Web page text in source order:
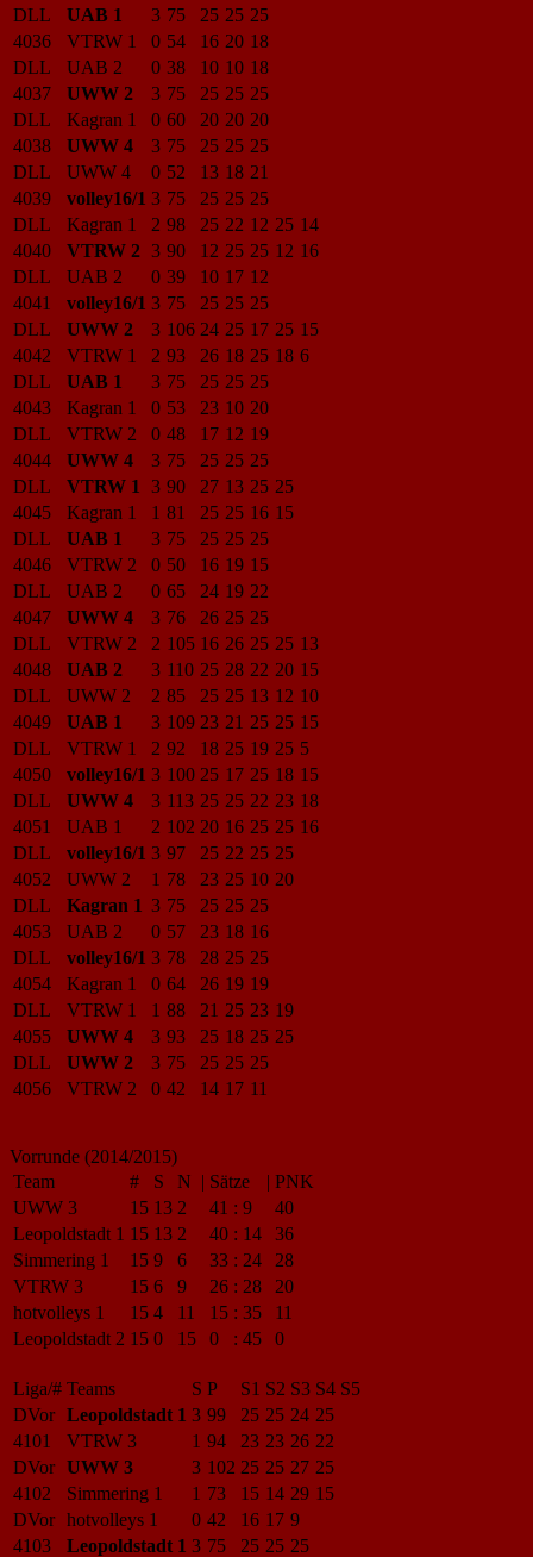
DLL
UAB 1 3 75 25 25 25
4036
VTRW 1 0 54 16 20 18
DLL
UAB 2 0 38 10 10 18
4037
UWW 2 3 75 25 25 25
DLL
Kagran 1 0 60 20 20 20
4038
UWW 4 3 75 25 25 25
DLL
UWW 4 0 52 13 18 21
4039
volley16/1 3 75 25 25 25
DLL
Kagran 1 2 98 25 22 12 25 14
4040
VTRW 2 3 90 12 25 25 12 16
DLL
UAB 2 0 39 10 17 12
4041
volley16/1 3 75 25 25 25
DLL
UWW 2 3 106 24 25 17 25 15
4042
VTRW 1 2 93 26 18 25 18 6
DLL
UAB 1 3 75 25 25 25
4043
Kagran 1 0 53 23 10 20
DLL
VTRW 2 0 48 17 12 19
4044
UWW 4 3 75 25 25 25
DLL
VTRW 1 3 90 27 13 25 25
4045
Kagran 1 1 81 25 25 16 15
DLL
UAB 1 3 75 25 25 25
4046
VTRW 2 0 50 16 19 15
DLL
UAB 2 0 65 24 19 22
4047
UWW 4 3 76 26 25 25
DLL
VTRW 2 2 105 16 26 25 25 13
4048
UAB 2 3 110 25 28 22 20 15
DLL
UWW 2 2 85 25 25 13 12 10
4049
UAB 1 3 109 23 21 25 25 15
DLL
VTRW 1 2 92 18 25 19 25 5
4050
volley16/1 3 100 25 17 25 18 15
DLL
UWW 4 3 113 25 25 22 23 18
4051
UAB 1 2 102 20 16 25 25 16
DLL
volley16/1 3 97 25 22 25 25
4052
UWW 2 1 78 23 25 10 20
DLL
Kagran 1 3 75 25 25 25
4053
UAB 2 0 57 23 18 16
DLL
volley16/1 3 78 28 25 25
4054
Kagran 1 0 64 26 19 19
DLL
VTRW 1 1 88 21 25 23 19
4055
UWW 4 3 93 25 18 25 25
DLL
UWW 2 3 75 25 25 25
4056
VTRW 2 0 42 14 17 11
Vorrunde (2014/2015)
Team
# S N | Sätze | PNK
UWW 3
15 13 2 41 : 9
40
Leopoldstadt 1 15 13 2 40 : 14
36
Simmering 1
15 9 6 33 : 24
28
VTRW 3
15 6 9 26 : 28
20
hotvolleys 1
15 4 11 15 : 35
11
Leopoldstadt 2 15 0 15 0 : 45 0
Liga/# Teams S P S1 S2 S3 S4 S5
DVor Leopoldstadt 1 3 99 25 25 24 25
4101
VTRW 3 1 94 23 23 26 22
DVor UWW 3 3 102 25 25 27 25
4102
Simmering 1 1 73 15 14 29 15
DVor hotvolleys 1 0 42 16 17 9
4103
Leopoldstadt 1 3 75 25 25 25